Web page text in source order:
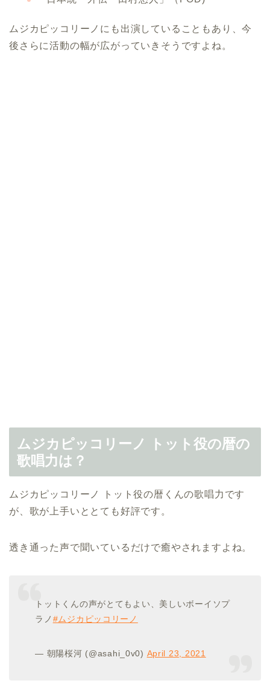
ムジカピッコリーノにも出演していることもあり、今
後さらに活動の幅が広がっていきそうですよね。
ムジカピッコリーノ トット役の暦の
歌唱力は？
ムジカピッコリーノ トット役の暦くんの歌唱力です
が、歌が上手いととても好評です。
透き通った声で聞いているだけで癒やされますよね。
トットくんの声がとてもよい、美しいボーイソプ
ラノ #ムジカピッコリーノ
— 朝陽桜河 (@asahi_0v0) April 23, 2021